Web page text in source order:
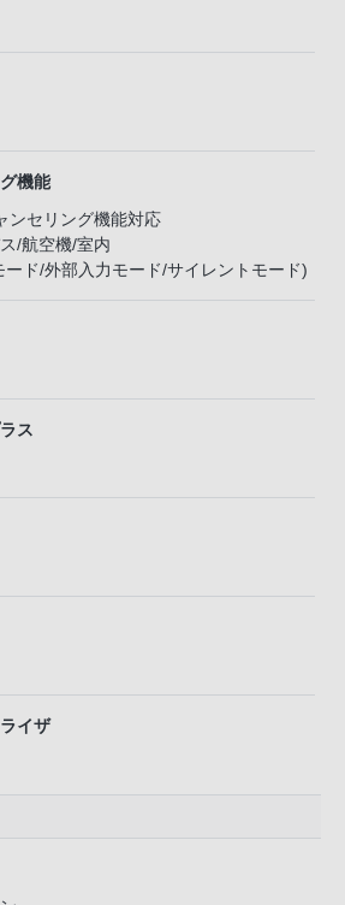
機能
ンセリング機能対応
/航空機/室内
ード/外部入力モード/サイレントモード)
ス
イザ